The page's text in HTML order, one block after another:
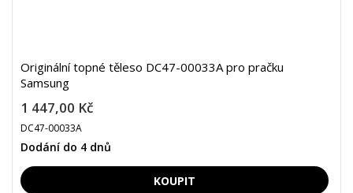
Originální topné těleso DC47-00033A pro pračku
Samsung
1 447,00 Kč
DC47-00033A
Dodání do 4 dnů